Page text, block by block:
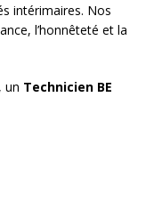
intérimaires. Nos
l’honnêteté et la
un Technicien BE